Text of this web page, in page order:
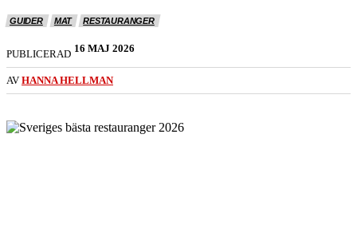
GUIDER MAT RESTAURANGER
PUBLICERAD 16 MAJ 2026
AV HANNA HELLMAN